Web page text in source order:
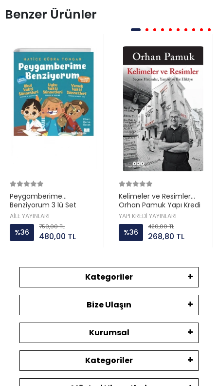
Benzer Ürünler
Peygamberime
Benziyorum 3 lü Set
Hatice Kübra Tongar Aile
Yayın
AİLE YAYINLARI
%36
750,00 TL
480,00 TL
Kelimeler ve Resimler
Orhan Pamuk Yapı Kredi
YAPI KREDİ YAYINLARI
%36
420,00 TL
268,80 TL
Kategoriler
Bize Ulaşın
Kurumsal
Kategoriler